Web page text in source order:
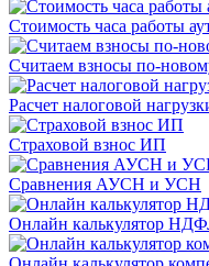
Стоимость часа работы
Считаем взносы по-
Расчет налоговой
Страховой взнос ИП
Сравнения АУСН и УСН
Онлайн калькулятор